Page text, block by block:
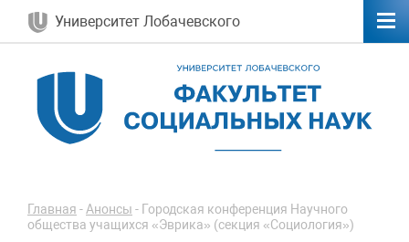
Университет Лобачевского
Главная -Анонсы - Городская конференция Научного
общества учащихся «Эврика» (секция «Социология»)